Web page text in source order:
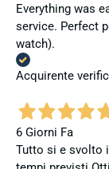
Everything was
service. Perfect
watch).
Acquirente
6 Giorni Fa
Tutto si e svolto